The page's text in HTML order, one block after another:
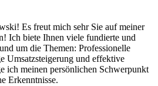
Es freut mich sehr Sie auf meiner
Ich biete Ihnen viele fundierte und
um die Themen: Professionelle
Umsatzsteigerung und effektive
ich meinen persönlichen Schwerpunkt
Erkenntnisse.